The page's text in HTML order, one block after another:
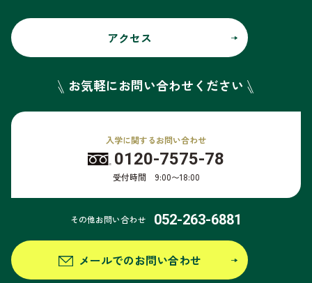
アクセス
お気軽にお問い合わせください
入学に関するお問い合わせ
0120-7575-78
受付時間 9:00〜18:00
その他お問い合わせ 052-263-6881
メールでのお問い合わせ